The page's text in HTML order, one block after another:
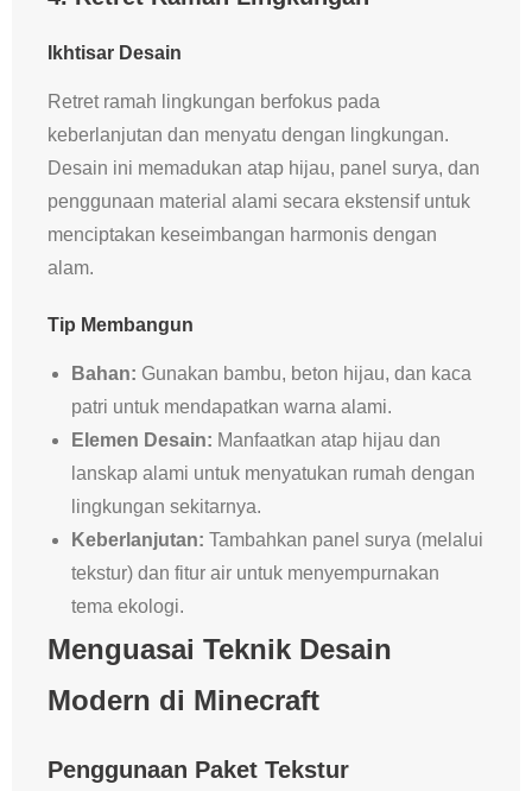
Ikhtisar Desain
Retret ramah lingkungan berfokus pada
keberlanjutan dan menyatu dengan lingkungan.
Desain ini memadukan atap hijau, panel surya, dan
penggunaan material alami secara ekstensif untuk
menciptakan keseimbangan harmonis dengan
alam.
Tip Membangun
Bahan: Gunakan bambu, beton hijau, dan kaca
patri untuk mendapatkan warna alami.
Elemen Desain: Manfaatkan atap hijau dan
lanskap alami untuk menyatukan rumah dengan
lingkungan sekitarnya.
Keberlanjutan: Tambahkan panel surya (melalui
tekstur) dan fitur air untuk menyempurnakan
tema ekologi.
Menguasai Teknik Desain
Modern di Minecraft
Penggunaan Paket Tekstur